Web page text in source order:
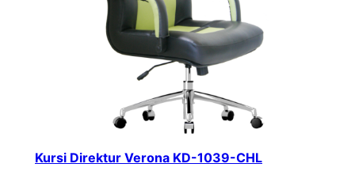
Kursi Direktur Verona KD-1039-CHL